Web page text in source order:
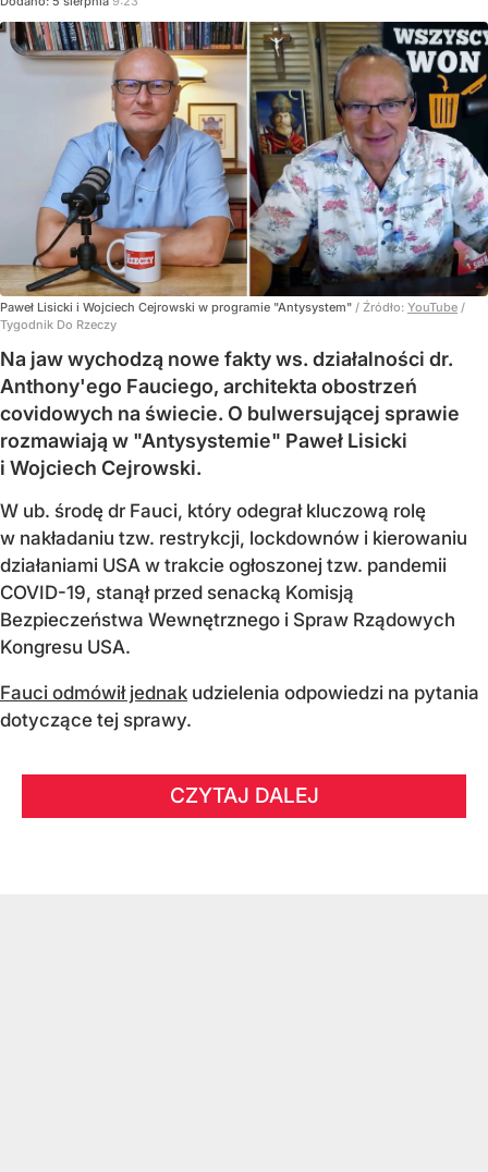
Paweł Lisicki i Wojciech Cejrowski w programie "Antysystem" / Źródło: YouTube /
Tygodnik Do Rzeczy
Na jaw wychodzą nowe fakty ws. działalności dr.
Anthony'ego Fauciego, architekta obostrzeń
covidowych na świecie. O bulwersującej sprawie
rozmawiają w "Antysystemie" Paweł Lisicki
i Wojciech Cejrowski.
W ub. środę dr Fauci, który odegrał kluczową rolę
w nakładaniu tzw. restrykcji, lockdownów i kierowaniu
działaniami USA w trakcie ogłoszonej tzw. pandemii
COVID-19, stanął przed senacką Komisją
Bezpieczeństwa Wewnętrznego i Spraw Rządowych
Kongresu USA.
Fauci odmówił jednak udzielenia odpowiedzi na pytania
dotyczące tej sprawy.
CZYTAJ DALEJ